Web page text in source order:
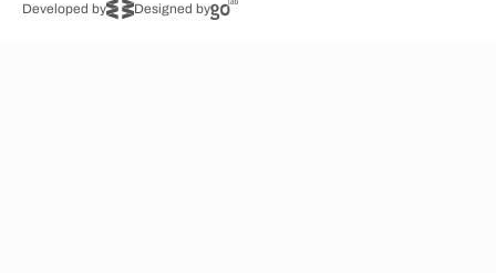
Developed by Designed by